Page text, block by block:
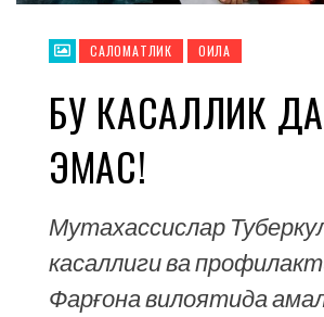
CАЛОМАТЛИК ОИЛА
БУ КАСАЛЛИК
ЭМАС!
Мутахассислар
касаллиги ва
Фарғона вилоятида